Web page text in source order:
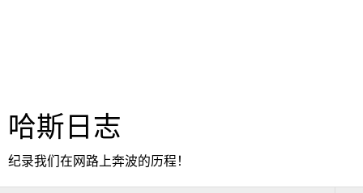
哈斯日志
纪录我们在网路上奔波的历程！